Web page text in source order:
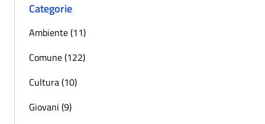
Categorie
Ambiente (11)
Comune (122)
Cultura (10)
Giovani (9)